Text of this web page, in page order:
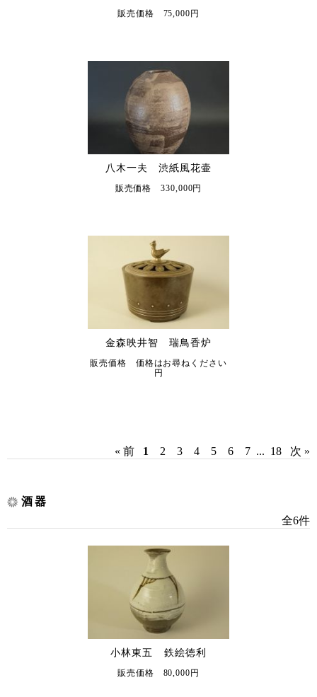
販売価格 75,000円
八木一夫 渋紙風花壷
販売価格 330,000円
金森映井智 瑞鳥香炉
販売価格 価格はお尋ねください
円
« 前 1 2 3 4 5 6 7 ... 18 次 »
酒器
全6件
小林東五 鉄絵徳利
販売価格 80,000円